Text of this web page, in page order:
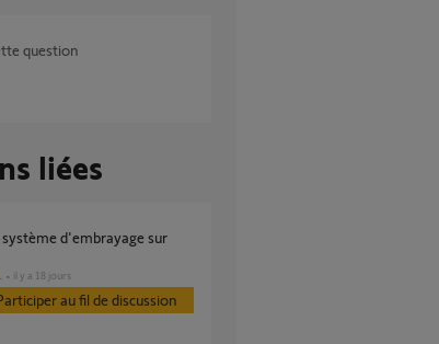
question
liées
il y a 18 jours
au fil de discussion